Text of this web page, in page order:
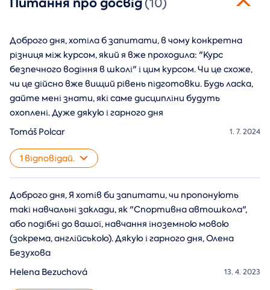
(10)
Доброго дня, хотіла б запитати, в чому конкретна
різниця між курсом, який я вже проходила: "Курс
безпечного водіння в школі" і цим курсом. Чи це схоже,
чи це дійсно вже вищий рівень підготовки. Будь ласка,
дайте мені знати, які саме дисципліни будуть
охоплені. Дуже дякую і гарного дня
1. 7. 2024
Tomáš Polcar
1 відповідай.
Доброго дня, Я хотів би запитати, чи пропонують
такі навчальні заклади, як "Спортивна автошкола",
або подібні до вашої, навчання іноземною мовою
(зокрема, англійською). Дякую і гарного дня, Олена
Безухова
13. 4. 2023
Helena Bezuchová